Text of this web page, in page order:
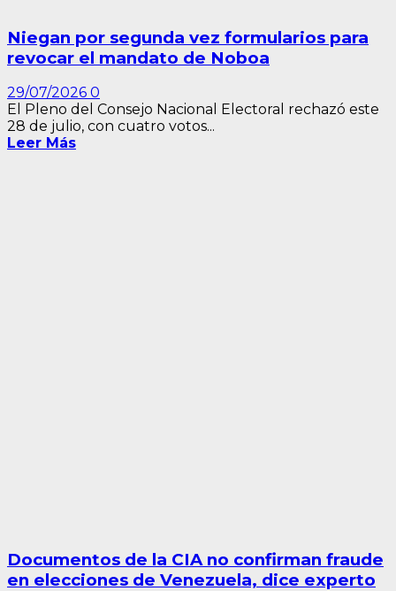
Niegan por segunda vez formularios para
revocar el mandato de Noboa
29/07/2026 0
El Pleno del Consejo Nacional Electoral rechazó este
28 de julio, con cuatro votos...
Leer Más
Documentos de la CIA no confirman fraude
en elecciones de Venezuela, dice experto